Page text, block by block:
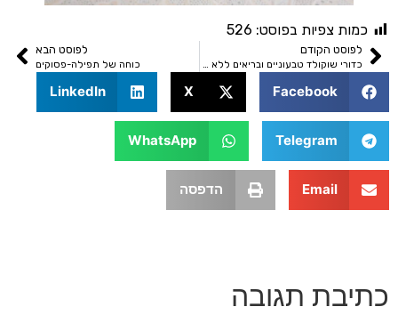
צפיות בפוסט: 526
הקודם
כדורי שוקולד טבעוניים ובריאים ללא גלוטן
לפוסט הבא
כוחה של תפילה-פסוקים
Facebook
LinkedIn
Telegram
WhatsApp
Email הדפסה
תגובה